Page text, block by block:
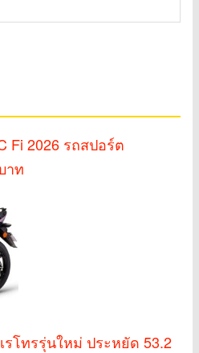
Fi 2026 รถสปอร์ต
าท
รโทรรุ่นใหม่ ประหยัด 53.2